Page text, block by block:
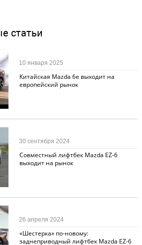
статьи
Китайская Mazda 6e выходит на
европейский рынок
10 января 2025
Совместный лифтбек Mazda EZ-6
выходит на рынок
30 сентября 2024
«Шестерка» по-новому:
заднеприводный лифтбек Mazda EZ-6
26 апреля 2024